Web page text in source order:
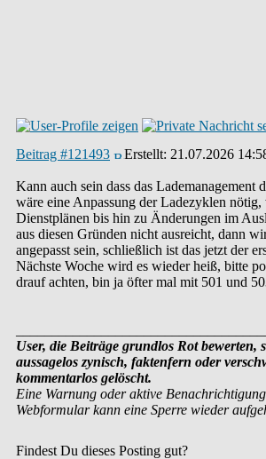
Beitrag #121493 Erstellt: 21.07.2026
Kann auch sein dass das
wäre eine Anpassung der Ladezyklen
Dienstplänen bis hin zu Änderungen im
aus diesen Gründen nicht ausreicht, dann
angepasst sein, schließlich ist das jetzt der
Nächste Woche wird es wieder heiß, bitte
drauf achten, bin ja öfter mal mit 501 und
User, die Beiträge grundlos Rot
aussagelos zynisch, faktenfern oder
kommentarlos gelöscht.
Eine Warnung oder aktive
Webformular kann eine Sperre wieder
Findest Du dieses Posting gut?